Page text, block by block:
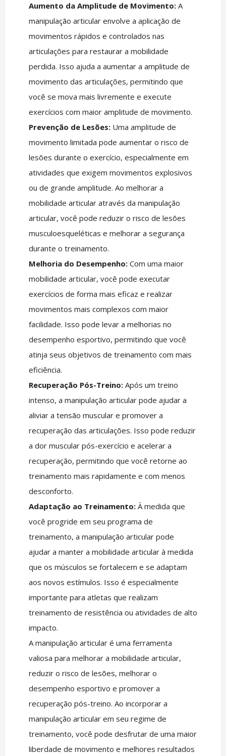
Aumento da Amplitude de Movimento:A
manipulação articular envolve a aplicação de
movimentos rápidos e controlados nas
articulações para restaurar a mobilidade
perdida. Isso ajuda a aumentar a amplitude de
movimento das articulações, permitindo que
você se mova mais livremente e execute
exercícios com maior amplitude de movimento.
Prevenção de Lesões:Uma amplitude de
movimento limitada pode aumentar o risco de
lesões durante o exercício, especialmente em
atividades que exigem movimentos explosivos
ou de grande amplitude. Ao melhorar a
mobilidade articular através da manipulação
articular, você pode reduzir o risco de lesões
musculoesqueléticas e melhorar a segurança
durante o treinamento.
Melhoria do Desempenho:Com uma maior
mobilidade articular, você pode executar
exercícios de forma mais eficaz e realizar
movimentos mais complexos com maior
facilidade. Isso pode levar a melhorias no
desempenho esportivo, permitindo que você
atinja seus objetivos de treinamento com mais
eficiência.
Recuperação Pós-Treino:Após um treino
intenso, a manipulação articular pode ajudar a
aliviar a tensão muscular e promover a
recuperação das articulações. Isso pode reduzir
a dor muscular pós-exercício e acelerar a
recuperação, permitindo que você retorne ao
treinamento mais rapidamente e com menos
desconforto.
Adaptação ao Treinamento:À medida que
você progride em seu programa de
treinamento, a manipulação articular pode
ajudar a manter a mobilidade articular à medida
que os músculos se fortalecem e se adaptam
aos novos estímulos. Isso é especialmente
importante para atletas que realizam
treinamento de resistência ou atividades de alto
impacto.
A manipulação articular é uma ferramenta
valiosa para melhorar a mobilidade articular,
reduzir o risco de lesões, melhorar o
desempenho esportivo e promover a
recuperação pós-treino. Ao incorporar a
manipulação articular em seu regime de
treinamento, você pode desfrutar de uma maior
liberdade de movimento e melhores resultados